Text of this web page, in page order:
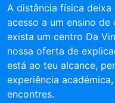
A distância física
acesso a um ensino de
exista um centro Da
nossa oferta de
está ao teu alcance,
experiência
encontres.